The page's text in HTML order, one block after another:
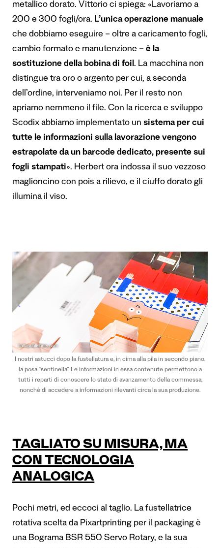
metallico dorato. Vittorio ci spiega: «Lavoriamo a
200 e 300 fogli/ora. L’unica operazione manuale
che dobbiamo eseguire – oltre a caricamento fogli,
cambio formato e manutenzione – è la
sostituzione della bobina di foil. La macchina non
distingue tra oro o argento per cui, a seconda
dell’ordine, interveniamo noi. Per il resto non
apriamo nemmeno il file. Con la ricerca e sviluppo
Scodix abbiamo implementato un sistema per cui
tutte le informazioni sulla lavorazione vengono
estrapolate da un barcode dedicato, presente sui
fogli stampati». Herbert ora indossa il suo vezzoso
maglioncino con pois a rilievo, e il ciuffo dorato gli
illumina il viso.
I nostri astucci dopo la fustellatura e, in cima alla pila in secondo piano,
la posa “sentinella”. Le informazioni in essa contenute permettono a
tutti i reparti di conoscere lo stato di avanzamento della commessa,
nonché di accedere a informazioni rilevanti circa la sua produzione.
TAGLIATO SU MISURA, MA
CON TECNOLOGIA
ANALOGICA
Pochi metri, ed eccoci al taglio. La fustellatrice
rotativa scelta da Pixartprinting per il packaging è
una Bograma BSR 550 Servo Rotary, e la sua